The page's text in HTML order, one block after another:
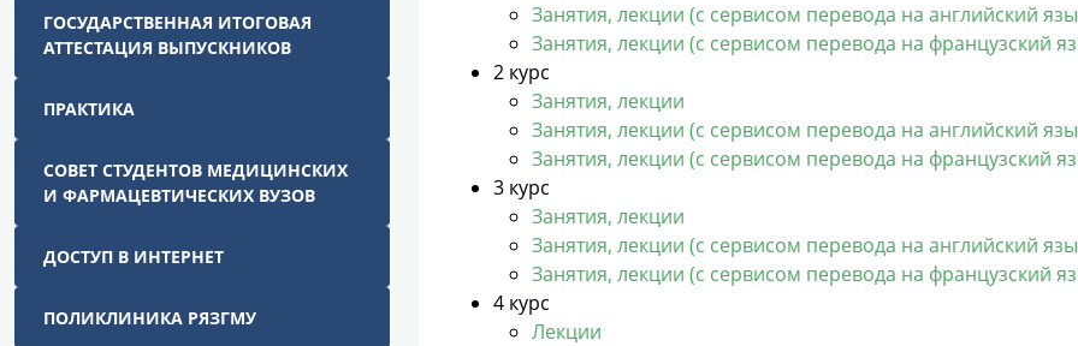
ГОСУДАРСТВЕННАЯ ИТОГОВАЯ
АТТЕСТАЦИЯ ВЫПУСКНИКОВ
ПРАКТИКА
СОВЕТ СТУДЕНТОВ МЕДИЦИНСКИХ
И ФАРМАЦЕВТИЧЕСКИХ ВУЗОВ
ДОСТУП В ИНТЕРНЕТ
ПОЛИКЛИНИКА РЯЗГМУ
Занятия, лекции (с сервисом перевода на английский
Занятия, лекции (с сервисом перевода на французский
2 курс
Занятия, лекции
Занятия, лекции (с сервисом перевода на английский
Занятия, лекции (с сервисом перевода на французский
3 курс
Занятия, лекции
Занятия, лекции (с сервисом перевода на английский
Занятия, лекции (с сервисом перевода на французский
4 курс
Лекции